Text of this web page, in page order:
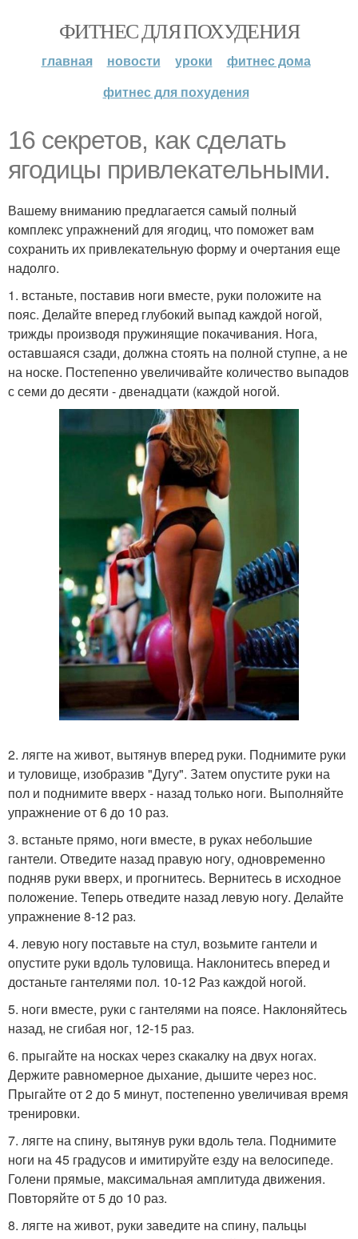
ФИТНЕС ДЛЯ ПОХУДЕНИЯ
главная новости уроки
фитнес дома
фитнес для похудения
16 секретов, как сделать
ягодицы привлекательными.
Вашему вниманию предлагается самый полный
комплекс упражнений для ягодиц, что поможет вам
сохранить их привлекательную форму и очертания еще
надолго.
1. встаньте, поставив ноги вместе, руки положите на
пояс. Делайте вперед глубокий выпад каждой ногой,
трижды производя пружинящие покачивания. Нога,
оставшаяся сзади, должна стоять на полной ступне, а не
на носке. Постепенно увеличивайте количество выпадов
с семи до десяти - двенадцати (каждой ногой.
2. лягте на живот, вытянув вперед руки. Поднимите руки
и туловище, изобразив "Дугу". Затем опустите руки на
пол и поднимите вверх - назад только ноги. Выполняйте
упражнение от 6 до 10 раз.
3. встаньте прямо, ноги вместе, в руках небольшие
гантели. Отведите назад правую ногу, одновременно
подняв руки вверх, и прогнитесь. Вернитесь в исходное
положение. Теперь отведите назад левую ногу. Делайте
упражнение 8-12 раз.
4. левую ногу поставьте на стул, возьмите гантели и
опустите руки вдоль туловища. Наклонитесь вперед и
достаньте гантелями пол. 10-12 Раз каждой ногой.
5. ноги вместе, руки с гантелями на поясе. Наклоняйтесь
назад, не сгибая ног, 12-15 раз.
6. прыгайте на носках через скакалку на двух ногах.
Держите равномерное дыхание, дышите через нос.
Прыгайте от 2 до 5 минут, постепенно увеличивая время
тренировки.
7. лягте на спину, вытянув руки вдоль тела. Поднимите
ноги на 45 градусов и имитируйте езду на велосипеде.
Голени прямые, максимальная амплитуда движения.
Повторяйте от 5 до 10 раз.
8. лягте на живот, руки заведите на спину, пальцы